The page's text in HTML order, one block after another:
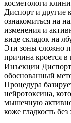
косметологи
Диспорт и другие
ознакомиться на
изменения и
виде складок на
Эти зоны сложно
причина кроется
Инъекции
обоснованный
Процедура
нейротоксина,
мышечную
коже гладкость